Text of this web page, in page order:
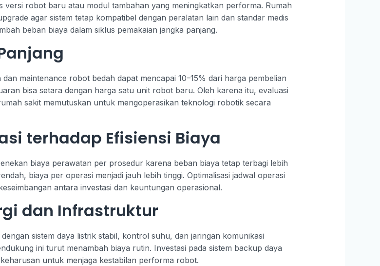
versi robot baru atau modul tambahan yang meningkatkan performa. Rumah
agar sistem tetap kompatibel dengan peralatan lain dan standar medis
beban biaya dalam siklus pemakaian jangka panjang.
maintenance robot bedah dapat mencapai 10–15% dari harga pembelian
bisa setara dengan harga satu unit robot baru. Oleh karena itu, evaluasi
sakit memutuskan untuk mengoperasikan teknologi robotik secara
terhadap Efisiensi Biaya
biaya perawatan per prosedur karena beban biaya tetap terbagi lebih
biaya per operasi menjadi jauh lebih tinggi. Optimalisasi jadwal operasi
antara investasi dan keuntungan operasional.
dan Infrastruktur
sistem daya listrik stabil, kontrol suhu, dan jaringan komunikasi
ini turut menambah biaya rutin. Investasi pada sistem backup daya
untuk menjaga kestabilan performa robot.